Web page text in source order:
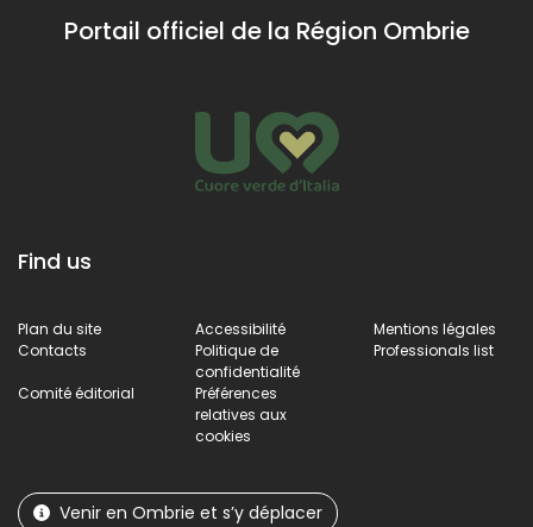
Portail officiel de la Région Ombrie
Find us
Plan du site Accessibilité
Mentions légales
Contacts
Politique de
confidentialité
Professionals list
Comité éditorial
Préférences
relatives aux
cookies
Venir en Ombrie et s’y déplacer